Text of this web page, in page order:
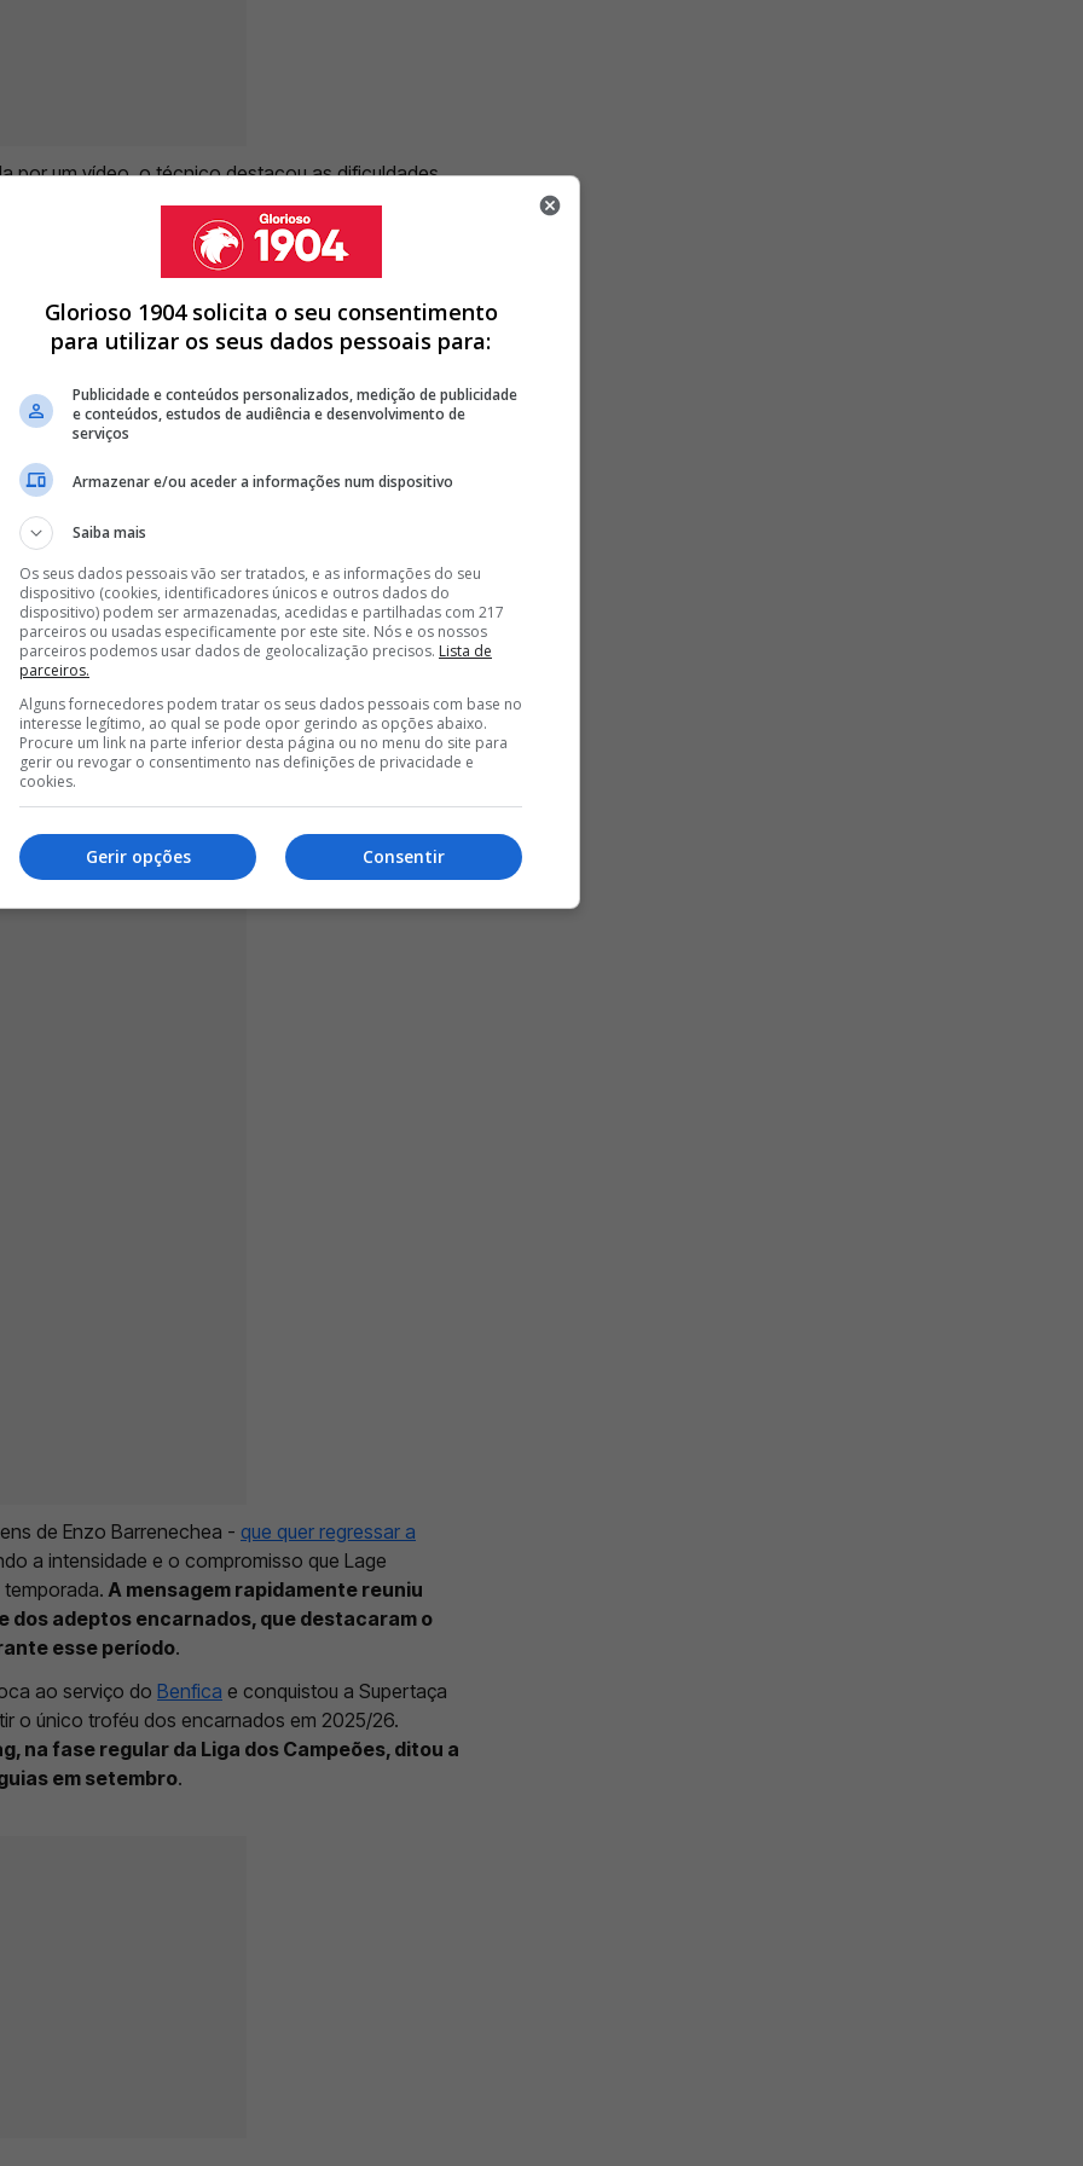
por um vídeo, o técnico destacou as dificuldades
no Mundial de Clubes, competição que reduziu
preparar a nova temporada."Na época que
dias de férias, 17 dias até ao jogo: três jogos
primeiro objetivo atingido: conquista da
na sua conta de Instagram.
E VAI SER RIVAL DE CRISTIANO RONALDO
ATIVO! EX BENFICA PODE SER RIVAL DE CRISTIANO RONALDO
BENFICA APONTADO A CLUBE QUE SUBIU DE DIVISÃO
< >
comportamento e a entrega do plantel numa altura
"Mais uma experiência para a vida.
Mérito total dos jogadores que entraram
de Enzo Barrenechea - que quer regressar a
a intensidade e o compromisso que Lage
A mensagem rapidamente reuniu
dos adeptos encarnados, que destacaram o
esse período.
ao serviço do Benfica e conquistou a Supertaça
o único troféu dos encarnados em 2025/26.
na fase regular da Liga dos Campeões, ditou a
em setembro.
Glorioso 1904 solicita o seu consentimento
para utilizar os seus dados pessoais para:
Publicidade e conteúdos personalizados, medição de publicidade
e conteúdos, estudos de audiência e desenvolvimento de
serviços
Armazenar e/ou aceder a informações num dispositivo
Saiba mais
Os seus dados pessoais vão ser tratados, e as informações do seu
dispositivo (cookies, identificadores únicos e outros dados do
dispositivo) podem ser armazenadas, acedidas e partilhadas com 217
parceiros ou usadas especificamente por este site. Nós e os nossos
parceiros podemos usar dados de geolocalização precisos. Lista de
parceiros.
Alguns fornecedores podem tratar os seus dados pessoais com base no
interesse legítimo, ao qual se pode opor gerindo as opções abaixo.
Procure um link na parte inferior desta página ou no menu do site para
gerir ou revogar o consentimento nas definições de privacidade e
cookies.
Consentir
Gerir opções